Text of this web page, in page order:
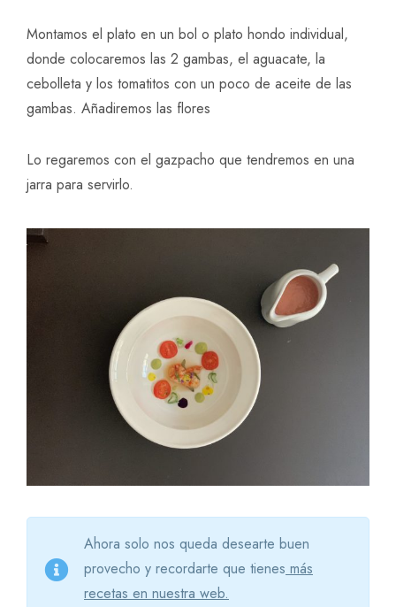
Montamos el plato en un bol o plato hondo individual,
donde colocaremos las 2 gambas, el aguacate, la
cebolleta y los tomatitos con un poco de aceite de las
gambas. Añadiremos las flores
Lo regaremos con el gazpacho que tendremos en una
jarra para servirlo.
Ahora solo nos queda desearte buen
provecho y recordarte que tienes más
recetas en nuestra web.